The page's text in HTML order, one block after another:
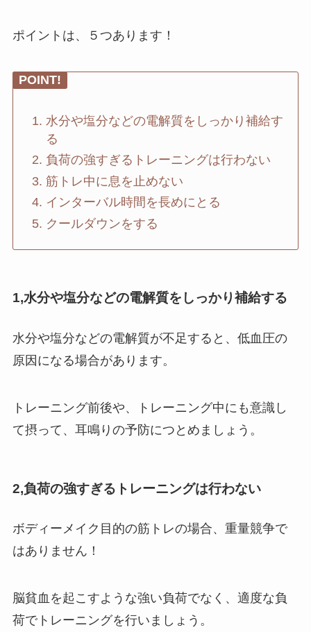
ポイントは、５つあります！
POINT!
水分や塩分などの電解質をしっかり補給す
る
負荷の強すぎるトレーニングは行わない
筋トレ中に息を止めない
インターバル時間を長めにとる
クールダウンをする
1,水分や塩分などの電解質をしっかり補給する
水分や塩分などの電解質が不足すると、低血圧の
原因になる場合があります。
トレーニング前後や、トレーニング中にも意識し
て摂って、耳鳴りの予防につとめましょう。
2,負荷の強すぎるトレーニングは行わない
ボディーメイク目的の筋トレの場合、重量競争で
はありません！
脳貧血を起こすような強い負荷でなく、適度な負
荷でトレーニングを行いましょう。